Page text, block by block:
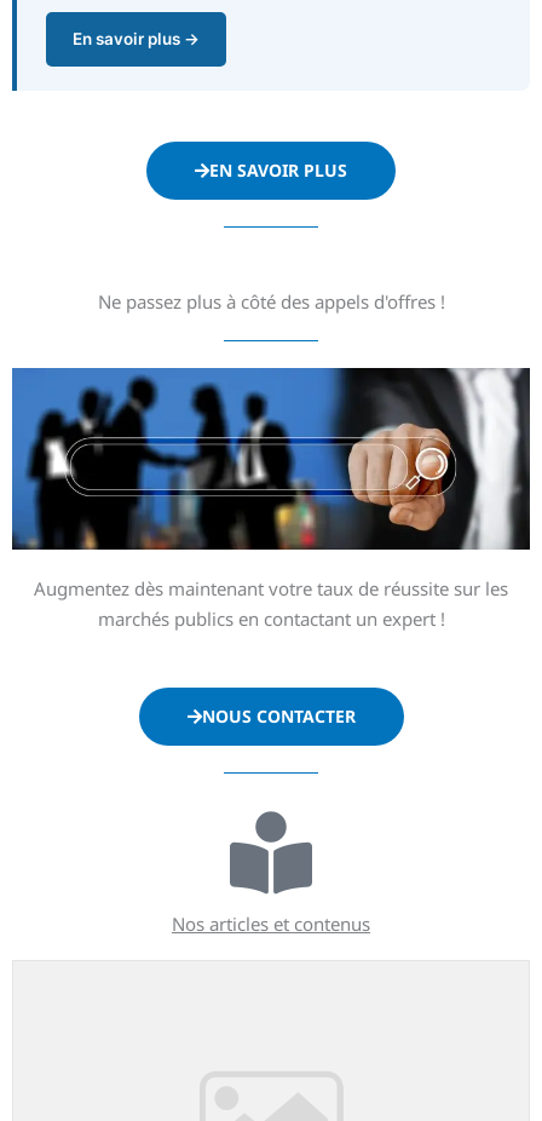
En savoir plus →
EN SAVOIR PLUS
Ne passez plus à côté des appels d'offres !
Augmentez dès maintenant votre taux de réussite sur les
marchés publics en contactant un expert !
NOUS CONTACTER
Nos articles et contenus